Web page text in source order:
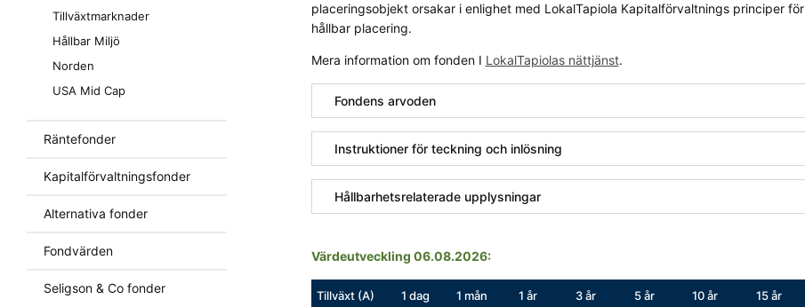
Tillväxtmarknader
Hållbar Miljö
Norden
USA Mid Cap
Räntefonder
Kapitalförvaltningsfonder
Alternativa fonder
Fondvärden
Seligson & Co fonder
placeringsobjekt orsakar i enlighet med LokalTapiola Kapitalförvaltnings principer för
hållbar placering.
Mera information om fonden I LokalTapiolas nättjänst.
Fondens arvoden
Instruktioner för teckning och inlösning
Hållbarhetsrelaterade upplysningar
Värdeutveckling 06.08.2026:
Tillväxt (A) 1 dag 1 mån 1 år 3 år 5 år 10 år 15 år